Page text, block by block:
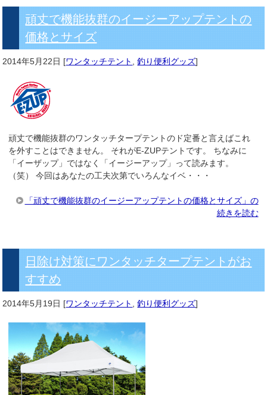
頑丈で機能抜群のイージーアップテントの
価格とサイズ
2014年5月22日 [ワンタッチテント ,釣り便利グッズ]
頑丈で機能抜群のワンタッチタープテントのド定番と言えばこれ
を外すことはできません。 それがE-ZUPテントです。 ちなみに
「イーザップ」ではなく「イージーアップ」って読みます。
（笑） 今回はあなたの工夫次第でいろんなイベ・・・
「頑丈で機能抜群のイージーアップテントの価格とサイズ」の
続きを読む
日除け対策にワンタッチタープテントがお
すすめ
2014年5月19日 [ワンタッチテント ,釣り便利グッズ]